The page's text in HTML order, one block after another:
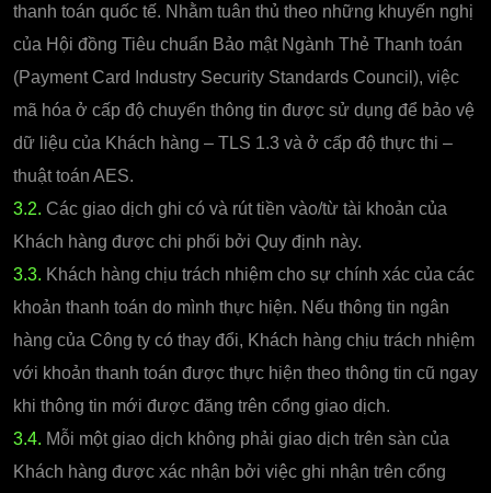
thanh toán quốc tế. Nhằm tuân thủ theo những khuyến nghị
của Hội đồng Tiêu chuẩn Bảo mật Ngành Thẻ Thanh toán
(Payment Card Industry Security Standards Council), việc
mã hóa ở cấp độ chuyển thông tin được sử dụng để bảo vệ
dữ liệu của Khách hàng – TLS 1.3 và ở cấp độ thực thi –
thuật toán AES.
3.2. Các giao dịch ghi có và rút tiền vào/từ tài khoản của
Khách hàng được chi phối bởi Quy định này.
3.3. Khách hàng chịu trách nhiệm cho sự chính xác của các
khoản thanh toán do mình thực hiện. Nếu thông tin ngân
hàng của Công ty có thay đổi, Khách hàng chịu trách nhiệm
với khoản thanh toán được thực hiện theo thông tin cũ ngay
khi thông tin mới được đăng trên cổng giao dịch.
3.4. Mỗi một giao dịch không phải giao dịch trên sàn của
Khách hàng được xác nhận bởi việc ghi nhận trên cổng